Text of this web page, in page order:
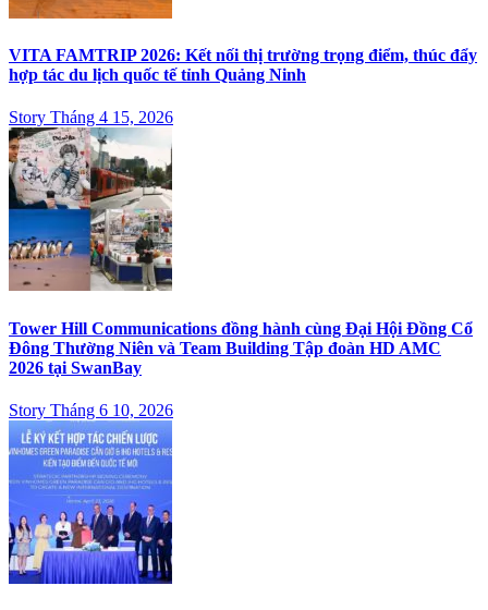
VITA FAMTRIP 2026: Kết nối thị trường trọng điểm, thúc đẩy
hợp tác du lịch quốc tế tỉnh Quảng Ninh
Story Tháng 4 15, 2026
Tower Hill Communications đồng hành cùng Đại Hội Đồng Cổ
Đông Thường Niên và Team Building Tập đoàn HD AMC
2026 tại SwanBay
Story Tháng 6 10, 2026